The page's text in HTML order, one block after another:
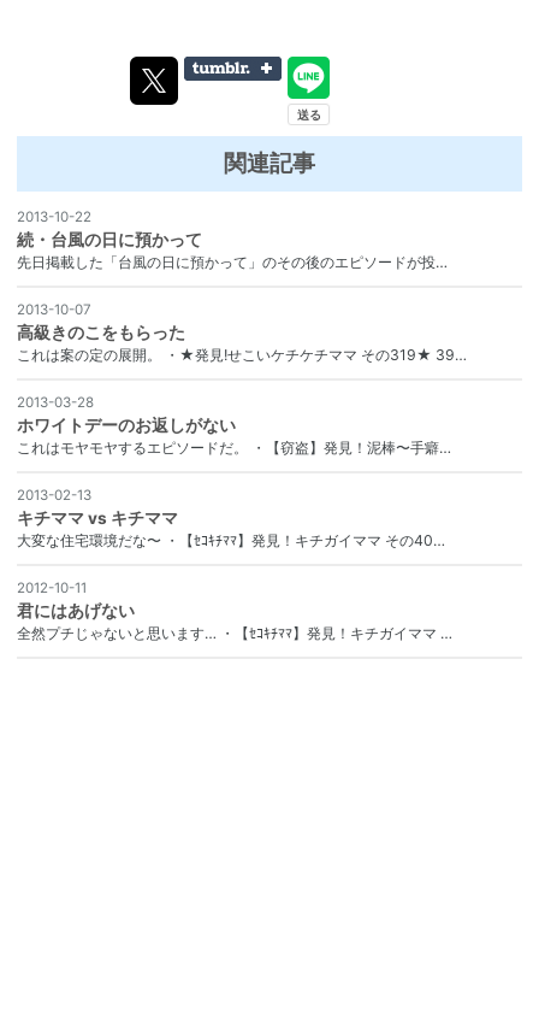
関連記事
2013-10-22
続・台風の日に預かって
先日掲載した「台風の日に預かって」のその後のエピソードが投…
2013-10-07
高級きのこをもらった
これは案の定の展開。 ・★発見!せこいケチケチママ その319★ 39…
2013-03-28
ホワイトデーのお返しがない
これはモヤモヤするエピソードだ。 ・【窃盗】発見！泥棒〜手癖…
2013-02-13
キチママ vs キチママ
大変な住宅環境だな〜 ・【ｾｺｷﾁﾏﾏ】発見！キチガイママ その40…
2012-10-11
君にはあげない
全然プチじゃないと思います… ・【ｾｺｷﾁﾏﾏ】発見！キチガイママ …